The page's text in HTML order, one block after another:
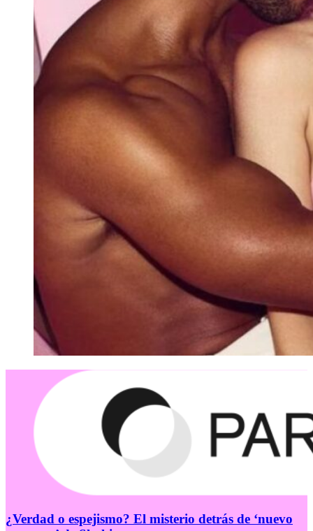
¿Verdad o espejismo? El misterio detrás de ‘nuevo